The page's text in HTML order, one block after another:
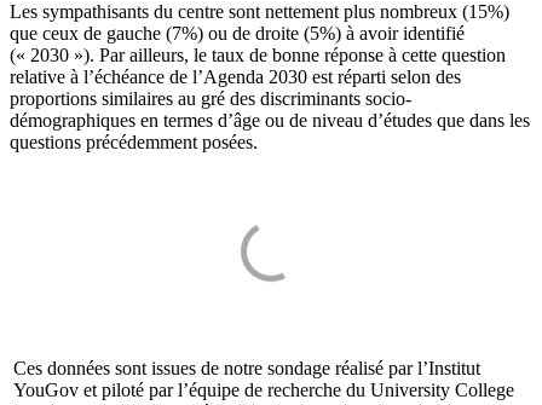
Les sympathisants du centre sont nettement plus nombreux (15%)
que ceux de gauche (7%) ou de droite (5%) à avoir identifié
(« 2030 »). Par ailleurs, le taux de bonne réponse à cette question
relative à l’échéance de l’Agenda 2030 est réparti selon des
proportions similaires au gré des discriminants socio-
démographiques en termes d’âge ou de niveau d’études que dans les
questions précédemment posées.
Ces données sont issues de notre sondage réalisé par l’Institut
YouGov et piloté par l’équipe de recherche du University College